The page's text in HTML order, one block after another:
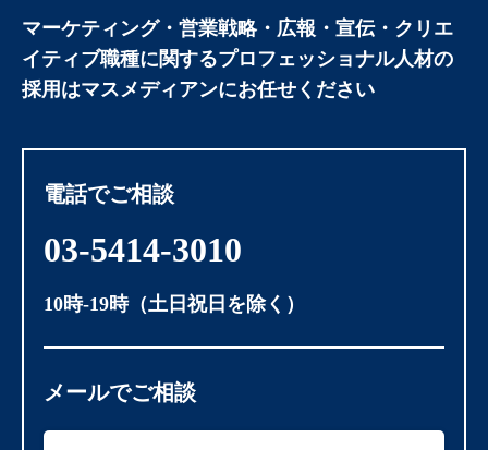
マーケティング・営業戦略・広報・宣伝・クリエ
イティブ職種に関するプロフェッショナル人材の
採用はマスメディアンにお任せください
電話でご相談
03-5414-3010
10時-19時（土日祝日を除く）
メールでご相談